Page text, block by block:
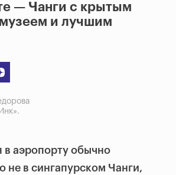
— Чанги с крытым
и лучшим
в аэропорту обычно
не в сингапурском Чанги,